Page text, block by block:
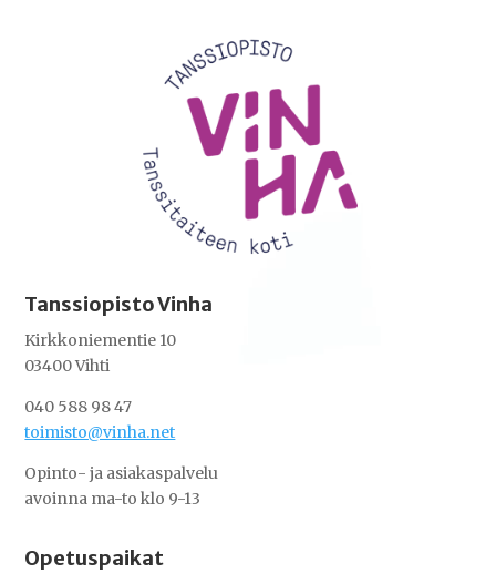
Tanssiopisto Vinha
Kirkkoniementie 10
03400 Vihti
040 588 98 47
toimisto@vinha.net
Opinto- ja asiakaspalvelu
avoinna ma-to klo 9-13
Opetuspaikat